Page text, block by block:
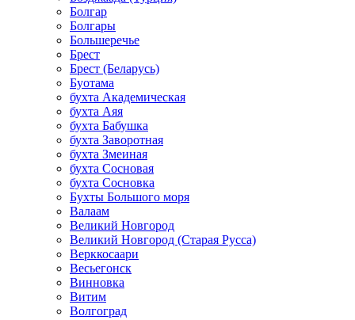
Болгар
Болгары
Большеречье
Брест
Брест (Беларусь)
Буотама
бухта Академическая
бухта Аяя
бухта Бабушка
бухта Заворотная
бухта Змеиная
бухта Сосновая
бухта Сосновка
Бухты Большого моря
Валаам
Великий Новгород
Великий Новгород (Старая Русса)
Верккосаари
Весьегонск
Винновка
Витим
Волгоград